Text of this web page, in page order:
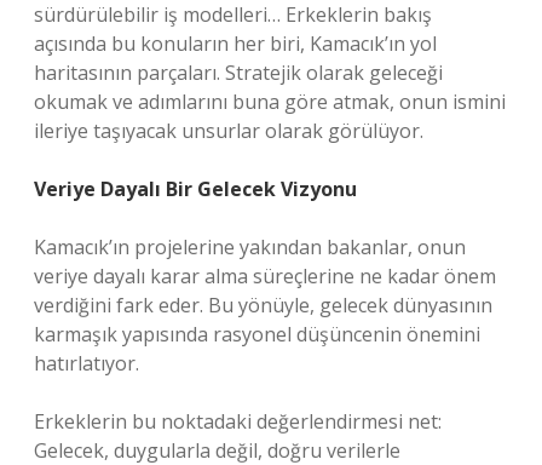
sürdürülebilir iş modelleri… Erkeklerin bakış
açısında bu konuların her biri, Kamacık’ın yol
haritasının parçaları. Stratejik olarak geleceği
okumak ve adımlarını buna göre atmak, onun ismini
ileriye taşıyacak unsurlar olarak görülüyor.
Veriye Dayalı Bir Gelecek Vizyonu
Kamacık’ın projelerine yakından bakanlar, onun
veriye dayalı karar alma süreçlerine ne kadar önem
verdiğini fark eder. Bu yönüyle, gelecek dünyasının
karmaşık yapısında rasyonel düşüncenin önemini
hatırlatıyor.
Erkeklerin bu noktadaki değerlendirmesi net:
Gelecek, duygularla değil, doğru verilerle